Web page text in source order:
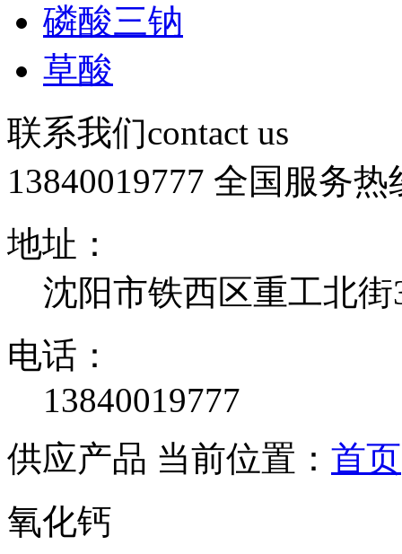
磷酸三钠
草酸
联系我们contact us
13840019777 全国服务热
地址：
沈阳市铁西区重工北街
电话：
13840019777
供应产品 当前位置： 首页
氧化钙